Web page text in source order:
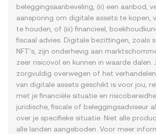
beleggingsaanbeveling, (ii) een aanbod,
aansporing om digitale assets te kopen,
te houden, of (iii) financieel,
fiscaal advies. Digitale bezittingen, zoals
NFT's, zijn onderhevig aan
zeer risicovol en kunnen in waarde dalen.
zorgvuldig overwegen of het
van digitale assets geschikt is voor jou,
met je financiële situatie en
juridische, fiscale of beleggingsadviseur
over je specifieke situatie. Niet alle
alle landen aangeboden. Voor meer